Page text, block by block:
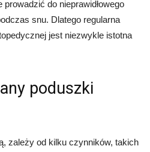
do nieprawidłowego
snu. Dlatego regularna
jest niezwykle istotna
poduszki
zależy od kilku czynników, takich